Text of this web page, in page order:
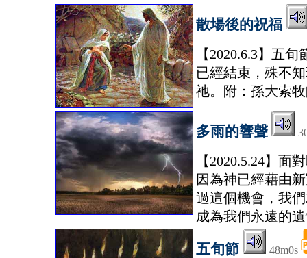
散場後的祝福
【2020.6.3】五
已經結束，殊不
祂。附：孫大索
多雨的響聲
【2020.5.24】
因為神已經藉由
過這個機會，我
成為我們永遠的
五旬節 48m0s